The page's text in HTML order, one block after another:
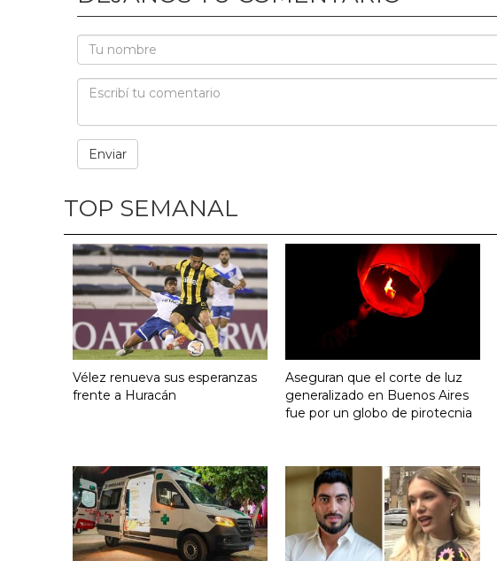
TOP SEMANAL
Vélez renueva sus esperanzas
frente a Huracán
Aseguran que el corte de luz
generalizado en Buenos Aires
fue por un globo de pirotecnia